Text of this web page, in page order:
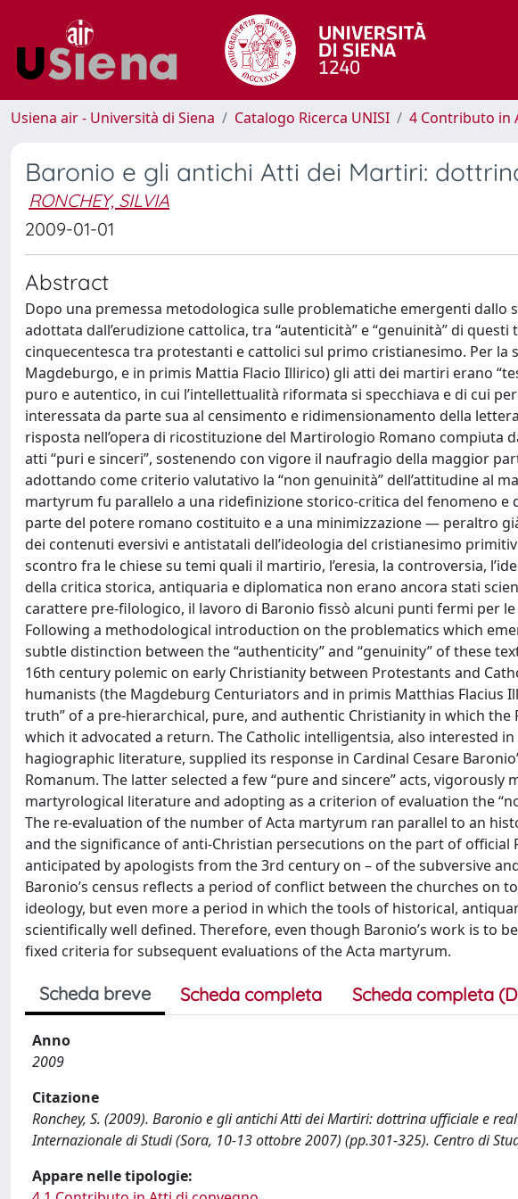
Usiena air - Università di Siena Catalogo Ricerca UNISI 4 Contributo in
Baronio e gli antichi Atti dei Martiri:
RONCHEY, SILVIA
2009-01-01
Abstract
Dopo una premessa metodologica sulle problematiche emergenti
adottata dall’erudizione cattolica, tra “autenticità” e “genuinità” di
cinquecentesca tra protestanti e cattolici sul primo cristianesimo. Per
Magdeburgo, e in primis Mattia Flacio Illirico) gli atti dei martiri erano
puro e autentico, in cui l’intellettualità riformata si specchiava e di cui
interessata da parte sua al censimento e ridimensionamento della
risposta nell’opera di ricostituzione del Martirologio Romano compiuta
atti “puri e sinceri”, sostenendo con vigore il naufragio della maggior
adottando come criterio valutativo la “non genuinità” dell’attitudine al
martyrum fu parallelo a una ridefinizione storico-critica del fenomeno e
parte del potere romano costituito e a una minimizzazione — peraltro
dei contenuti eversivi e antistatali dell’ideologia del cristianesimo
scontro fra le chiese su temi quali il martirio, l’eresia, la controversia,
della critica storica, antiquaria e diplomatica non erano ancora stati
carattere pre-filologico, il lavoro di Baronio fissò alcuni punti fermi per
Following a methodological introduction on the problematics which
subtle distinction between the “authenticity” and “genuinity” of these
16th century polemic on early Christianity between Protestants and
humanists (the Magdeburg Centuriators and in primis Matthias Flacius
truth” of a pre-hierarchical, pure, and authentic Christianity in which
which it advocated a return. The Catholic intelligentsia, also interested
hagiographic literature, supplied its response in Cardinal Cesare
Romanum. The latter selected a few “pure and sincere” acts,
martyrological literature and adopting as a criterion of evaluation the
The re-evaluation of the number of Acta martyrum ran parallel to an
and the significance of anti-Christian persecutions on the part of
anticipated by apologists from the 3rd century on – of the subversive
Baronio’s census reflects a period of conflict between the churches on
ideology, but even more a period in which the tools of historical,
scientifically well defined. Therefore, even though Baronio’s work is to
fixed criteria for subsequent evaluations of the Acta martyrum.
Scheda breve Scheda completa Scheda completa
Anno
2009
Citazione
Ronchey, S. (2009). Baronio e gli antichi Atti dei Martiri: dottrina ufficiale e
Internazionale di Studi (Sora, 10-13 ottobre 2007) (pp.301-325). Centro di
Appare nelle tipologie: